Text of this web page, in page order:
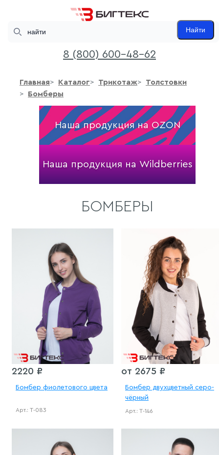
Найти
8 (800) 600-48-62
Главная Каталог Трикотаж
Толстовки
Бомберы
Наша продукция на OZON
Наша продукция на Wildberries
БОМБЕРЫ
2220 ₽
Бомбер фиолетового цвета
Арт.: Т-083
от 2675 ₽
Бомбер двухцветный серо-
чёрный
Арт.: Т-146